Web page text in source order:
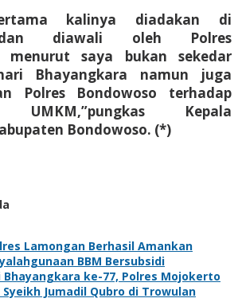
kalinya diadakan di
dan diawali oleh Polres
menurut saya bukan sekedar
Bhayangkara namun juga
Polres Bondowoso terhadap
UMKM,”pungkas Kepala
Bondowoso. (*)
Lamongan Berhasil Amankan
BBM Bersubsidi
Bhayangkara ke-77, Polres Mojokerto
Jumadil Qubro di Trowulan